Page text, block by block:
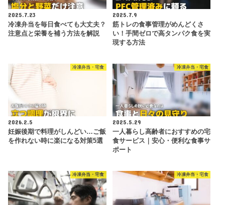
2025.7.23
冷凍弁当を毎日食べても大丈夫？
注意点と栄養を補う方法を解説
2025.7.9
筋トレの食事管理がめんどくさ
い！手間ゼロで高タンパク食を実
現する方法
冷凍弁当・宅食
2026.2.5
妊娠後期で料理がしんどい…ご飯
を作れない時に楽になる対策5選
冷凍弁当・宅食
2025.5.29
一人暮らし高齢者におすすめの宅
食サービス｜安心・便利な食事サ
ポート
冷凍弁当・宅食 冷凍弁当・宅食